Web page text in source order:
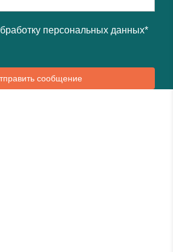
персональных данных*
сообщение